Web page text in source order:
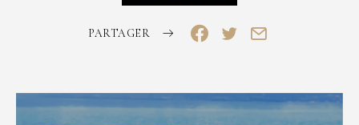
PARTAGER